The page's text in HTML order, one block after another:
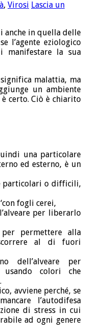
, Virosi Lascia un
anche in quella delle
l’agente eziologico
manifestare la sua
malattia, ma
un ambiente
certo. Ciò è chiarito
una particolare
ed esterno, è un
particolari o difficili,
fogli cerei,
per liberarlo
per permettere alla
al di fuori
dell’alveare per
usando colori che
avviene perché, se
l’autodifesa
di stress in cui
ad ogni genere